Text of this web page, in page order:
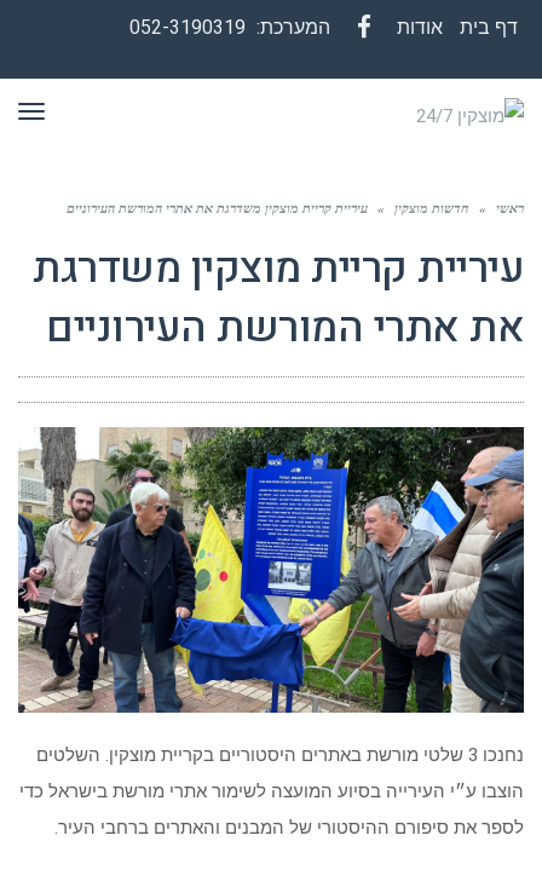
דף בית
אודות
המערכת: 052-3190319
ראשי » חדשות מוצקין » עיריית קריית מוצקין משדרגת את אתרי המורשת העירוניים
עיריית קריית מוצקין משדרגת
את אתרי המורשת העירוניים
נחנכו 3 שלטי מורשת באתרים היסטוריים בקריית מוצקין. השלטים
הוצבו ע״י העירייה בסיוע המועצה לשימור אתרי מורשת בישראל כדי
לספר את סיפורם ההיסטורי של המבנים והאתרים ברחבי העיר.